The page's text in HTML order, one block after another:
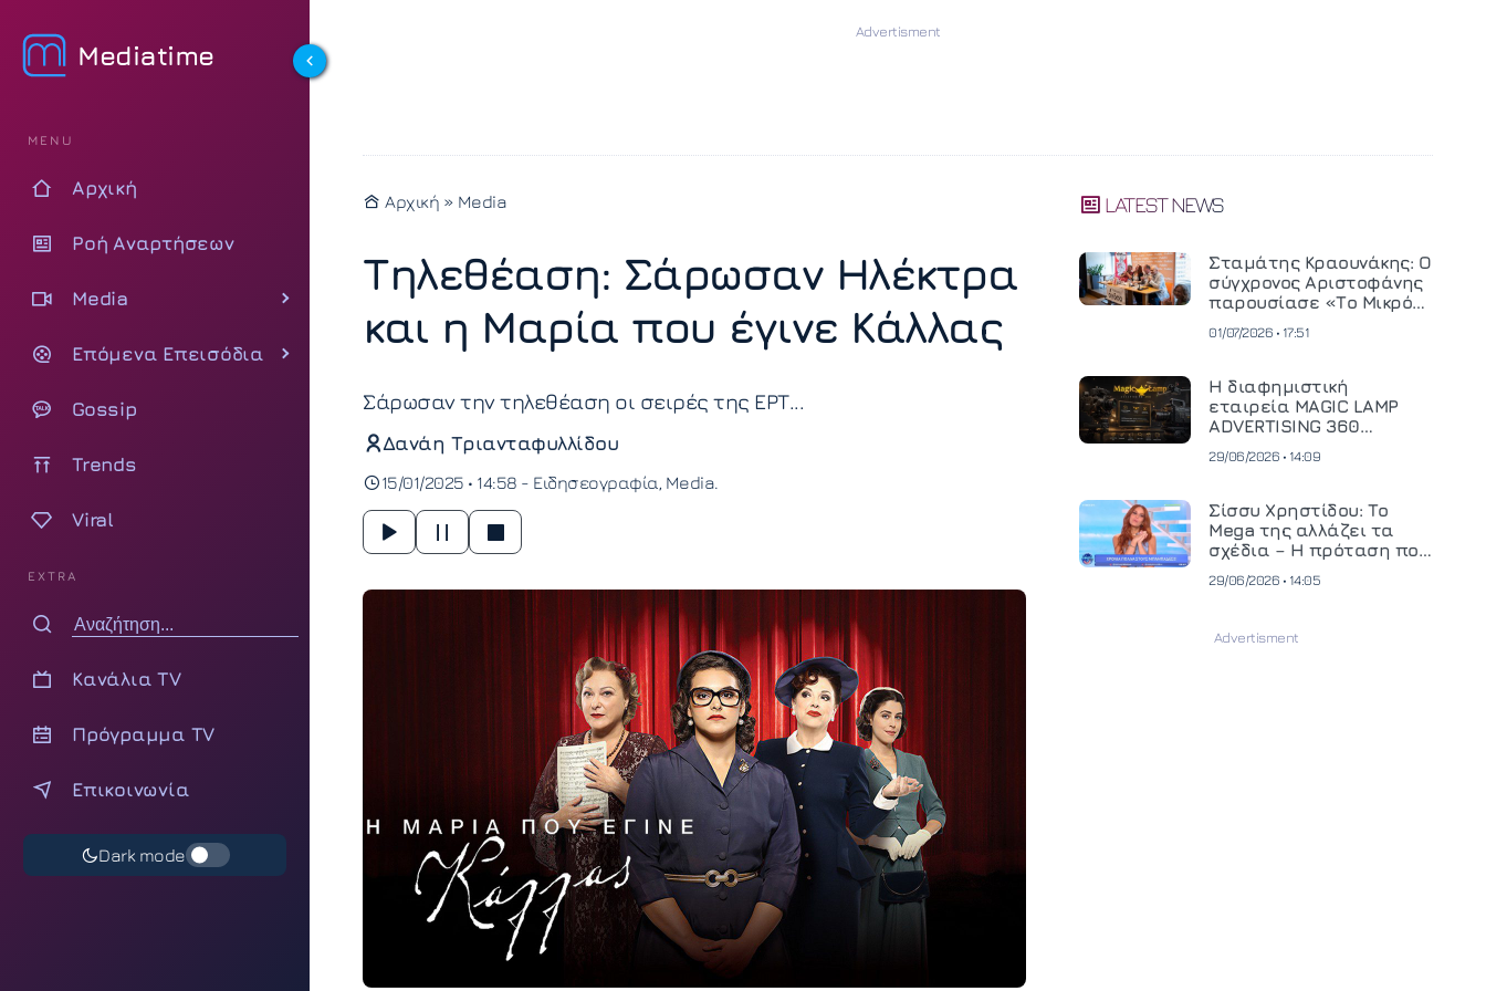
Mediatime
MENU
Αρχική
Ροή Αναρτήσεων
Media
Επόμενα Επεισόδια
Gossip
Trends
Viral
EXTRA
Κανάλια TV
Πρόγραμμα TV
Επικοινωνία
Dark mode
Αρχική » Media
Τηλεθέαση: Σάρωσαν Ηλέκτρα
και η Μαρία που έγινε Κάλλας
Σάρωσαν την τηλεθέαση οι σειρές της ΕΡΤ...
Δανάη Τριανταφυλλίδου
15/01/2025 • 14:58 - Ειδησεογραφία Media
LATEST NEWS
Σταμάτης Κραουνάκης: Ο
σύγχρονος Αριστοφάνης
παρουσίασε «Το Μικρό
01/07/2026 • 17:51
Η διαφημιστική
εταιρεία MAGIC LAMP
ADVERTISING 360
κινηματογραφική
και ανεβάζει τον πήχη
στην παραγωγή
οπτικοακουστικού
περιεχομένου
29/06/2026 • 14:09
Σίσσυ Χρηστίδου: Το
Mega της αλλάζει τα
σχέδια – Η πρόταση που
29/06/2026 • 14:05